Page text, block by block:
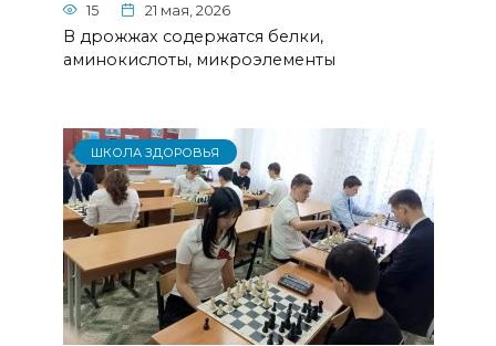
15 21 мая, 2026
В дрожжах содержатся белки,
аминокислоты, микроэлементы
ШКОЛА ЗДОРОВЬЯ